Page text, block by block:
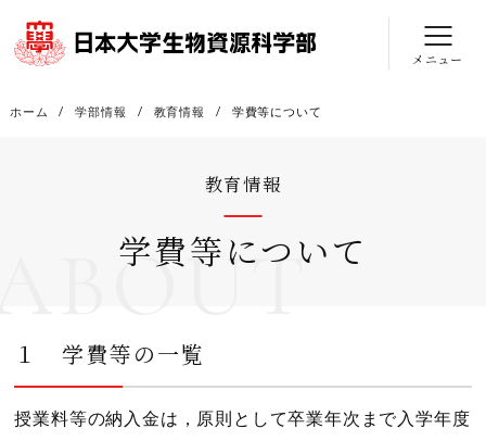
メニュー
ホーム 学部情報 教育情報 学費等について
教育情報
学費等について
１ 学費等の一覧
授業料等の納入金は，原則として卒業年次まで入学年度